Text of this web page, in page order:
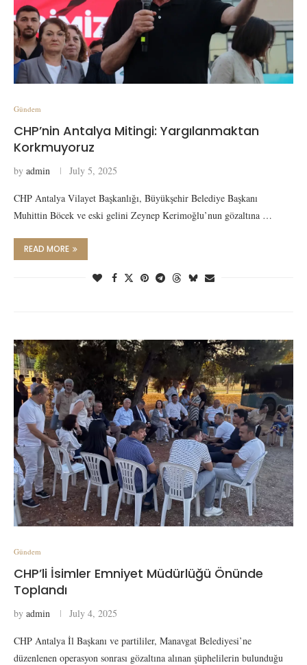
Gündem
CHP’nin Antalya Mitingi: Yargılanmaktan
Korkmuyoruz
by admin July 5, 2025
CHP Antalya Vilayet Başkanlığı, Büyükşehir Belediye Başkanı
Muhittin Böcek ve eski gelini Zeynep Kerimoğlu’nun gözaltına …
READ MORE
Gündem
CHP’li İsimler Emniyet Müdürlüğü Önünde
Toplandı
by admin July 4, 2025
CHP Antalya İl Başkanı ve partililer, Manavgat Belediyesi’ne
düzenlenen operasyon sonrası gözaltına alınan şüphelilerin bulunduğu